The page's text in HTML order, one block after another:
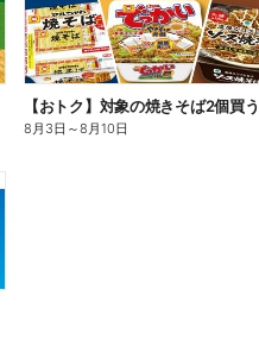
8月3日 ～8月10日